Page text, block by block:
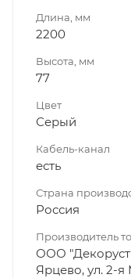
Длина, мм
2200
Высота, мм
77
Цвет
Серый
Кабель-канал
есть
Страна
Россия
Производитель
ООО
Ярцево, ул. 2-